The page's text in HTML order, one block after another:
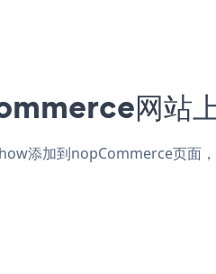
网站
添加到nopCommerce页面